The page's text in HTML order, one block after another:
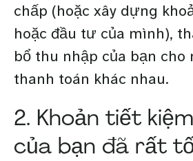
chấp (hoặc xây dựng
hoặc đầu tư của mình),
bổ thu nhập của bạn cho
thanh toán khác nhau.
2. Khoản tiết
của bạn đã rất